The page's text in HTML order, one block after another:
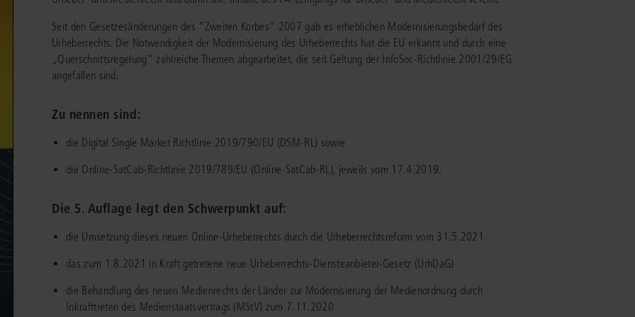
Finden Sie Lösungen und Inhalte, die zu Ihrem Fachgebiet passen.
Arbeitsrecht
Außenwirtschaftsrecht
Bankrecht
Compliance
Datenschutzrecht
Insolvenzrecht
IT-und Medienrecht
Notare
Sozialrecht
Steuerrecht
Versicherungsrecht
Wettbewerbs- und
JURIS BUSINESS
Praxisnah und intuitiv: Schutz vor rechtlichen
Risiken für Unternehmen, Institutionen
JURIS AKADEMIE
Qualifiziert und zertifiziert: Online-
für eine erste Produktempfehlung.
Online-Produktberater starten
Vereine und Verbände
Unternehmen
Referendariat
Studium und Hochschule
WEITERE SERVICES
FAQ
Downloads
Veranstaltungen
juris PraxisReporte
(Mo-Fr 8-18 Uhr).
Seit den Gesetzesänderungen des "Zweiten Korbes" 2007 gab es erheblichen Modernisierungsbedarf des
Urheberrechts. Die Notwendigkeit der Modernisierung des Urheberrechts hat die EU erkannt und durch eine
„Querschnittsregelung" zahlreiche Themen abgearbeitet, die seit Geltung der InfoSoc-Richtlinie 2001/29/EG
angefallen sind.
Zu nennen sind:
die Digital Single Market Richtlinie 2019/790/EU (DSM-RL) sowie
die Online-SatCab-Richtlinie 2019/789/EU (Online-SatCab-RL), jeweils vom 17.4.2019.
Die 5. Auflage legt den Schwerpunkt auf:
die Umsetzung dieses neuen Online-Urheberrechts durch die Urheberrechtsreform vom 31.5.2021
das zum 1.8.2021 in Kraft getretene neue Urheberrechts-Diensteanbieter-Gesetz (UrhDaG)
die Behandlung des neuen Medienrechts der Länder zur Modernisierung der Medienordnung durch
Inkrafttreten des Medienstaatsvertrags (MStV) zum 7.11.2020